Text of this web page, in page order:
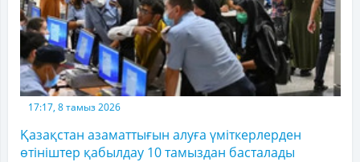
17:17, 8 тамыз 2026
Қазақстан азаматтығын алуға үміткерлерден
өтініштер қабылдау 10 тамыздан басталады